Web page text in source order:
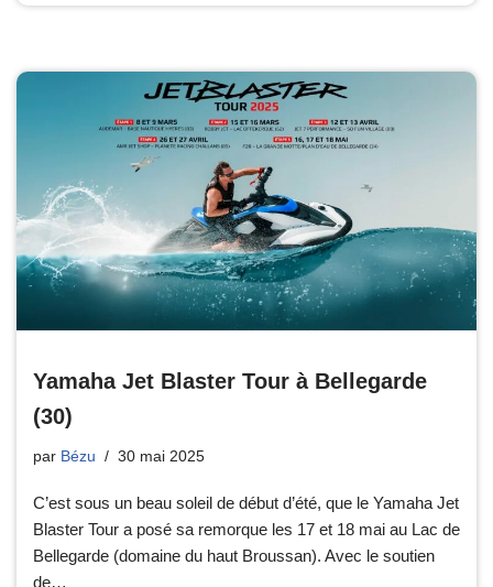
Yamaha Jet Blaster Tour à Bellegarde
(30)
par Bézu 30 mai 2025
C’est sous un beau soleil de début d’été, que le Yamaha Jet
Blaster Tour a posé sa remorque les 17 et 18 mai au Lac de
Bellegarde (domaine du haut Broussan). Avec le soutien
de…